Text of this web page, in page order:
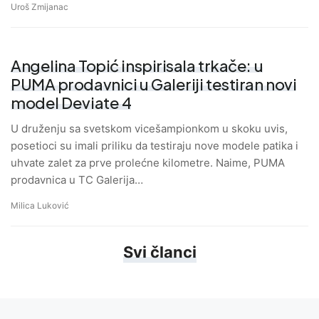
Uroš Zmijanac
Angelina Topić inspirisala trkače: u
PUMA prodavnici u Galeriji testiran novi
model Deviate 4
U druženju sa svetskom vicešampionkom u skoku uvis,
posetioci su imali priliku da testiraju nove modele patika i
uhvate zalet za prve prolećne kilometre. Naime, PUMA
prodavnica u TC Galerija…
Milica Luković
Svi članci